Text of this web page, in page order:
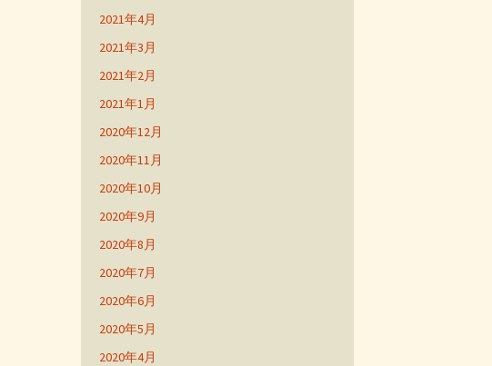
2021年4月
2021年3月
2021年2月
2021年1月
2020年12月
2020年11月
2020年10月
2020年9月
2020年8月
2020年7月
2020年6月
2020年5月
2020年4月